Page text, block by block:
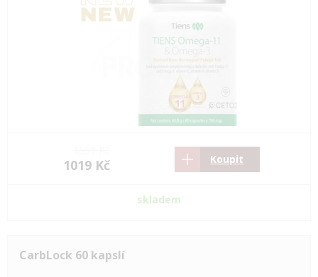
1019 Kč Koupit
skladem
CarbLock 60 kapslí